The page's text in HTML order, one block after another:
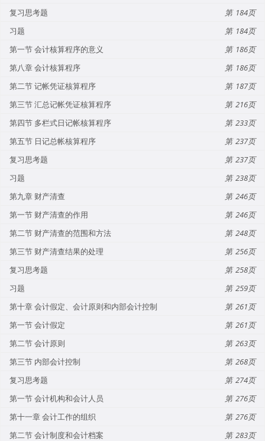
复习思考题
184
习题
184
第一节 会计核算程序的意义
186
第八章 会计核算程序
186
第二节 记帐凭证核算程序
187
第三节 汇总记帐凭证核算程序
216
第四节 多栏式日记帐核算程序
233
第五节 日记总帐核算程序
237
复习思考题
237
习题
238
第九章 财产清查
246
第一节 财产清查的作用
246
第二节 财产清查的范围和方法
248
第三节 财产清查结果的处理
256
复习思考题
258
习题
259
第十章 会计假定、会计原则和内部会计控制
261
第一节 会计假定
261
第二节 会计原则
263
第三节 内部会计控制
268
复习思考题
274
第一节 会计机构和会计人员
276
第十一章 会计工作的组织
276
第二节 会计制度和会计档案
283